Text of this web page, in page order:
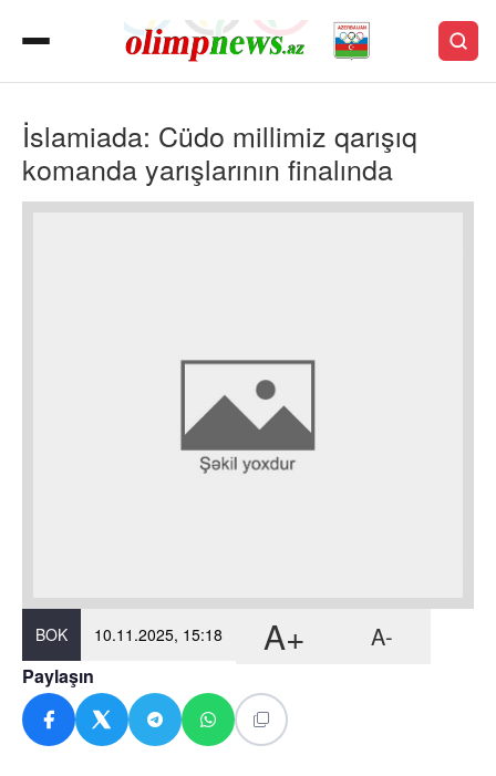
İslamiada: Cüdo millimiz qarışıq
komanda yarışlarının finalında
BOK 10.11.2025, 15:18 A+ A-
Paylaşın